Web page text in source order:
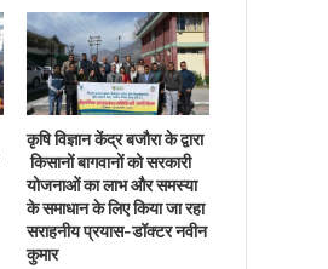
कृषि विज्ञान केंद्र बजौरा के द्वारा
किसानों बागवानों को सरकारी
योजनाओं का लाभ और समस्या
के समाधान के लिए किया जा रहा
सराहनीय प्रयास-डॉक्टर नवीन
कुमार